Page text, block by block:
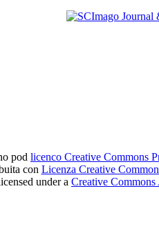
pod licenco Creative Commons
con Licenza Creative
under a Creative